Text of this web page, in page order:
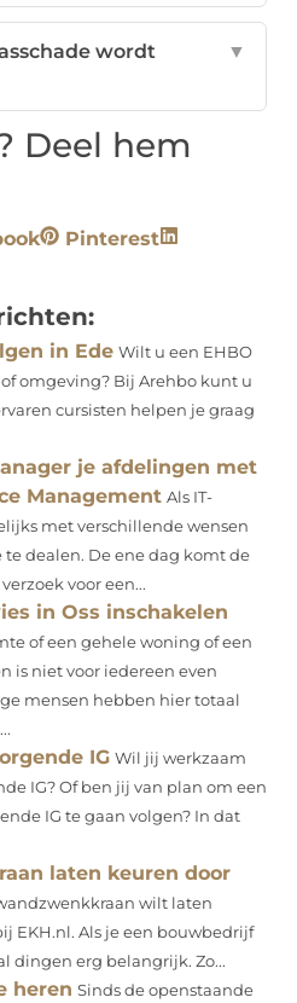
wordt
▼
Deel hem
Pinterest
in Ede Wilt u een EHBO
omgeving? Bij Arehbo kunt u
cursisten helpen je graag
je afdelingen met
Management Als IT-
met verschillende wensen
dealen. De ene dag komt de
voor een...
in Oss inschakelen
of een gehele woning of een
is niet voor iedereen even
mensen hebben hier totaal
IG Wil jij werkzaam
IG? Of ben jij van plan om een
IG te gaan volgen? In dat
laten keuren door
wilt laten
EKH.nl. Als je een bouwbedrijf
dingen erg belangrijk. Zo...
heren Sinds de openstaande